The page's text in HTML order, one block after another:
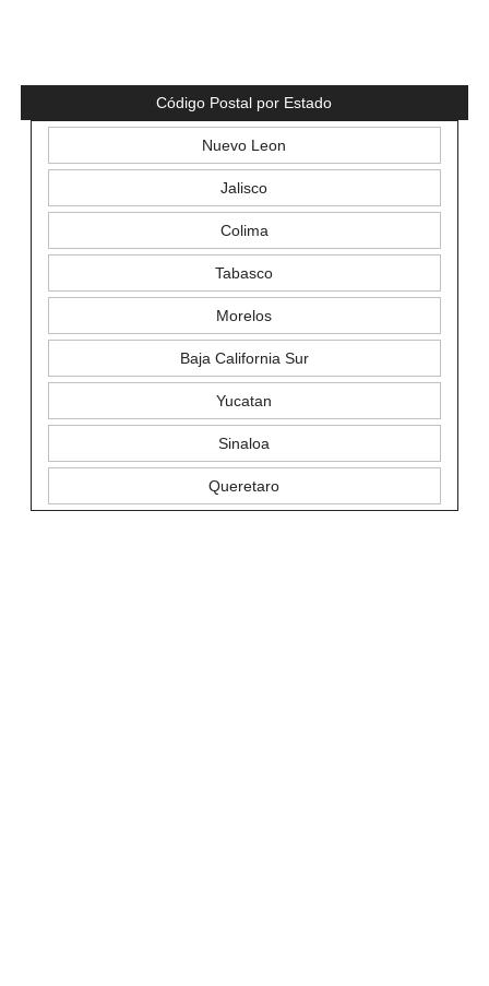
Código Postal por Estado
Nuevo Leon
Jalisco
Colima
Tabasco
Morelos
Baja California Sur
Yucatan
Sinaloa
Queretaro